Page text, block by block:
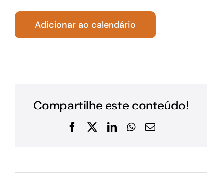
Adicionar ao calendário
Compartilhe este conteúdo!
Facebook
X LinkedInWhatsApp
E-